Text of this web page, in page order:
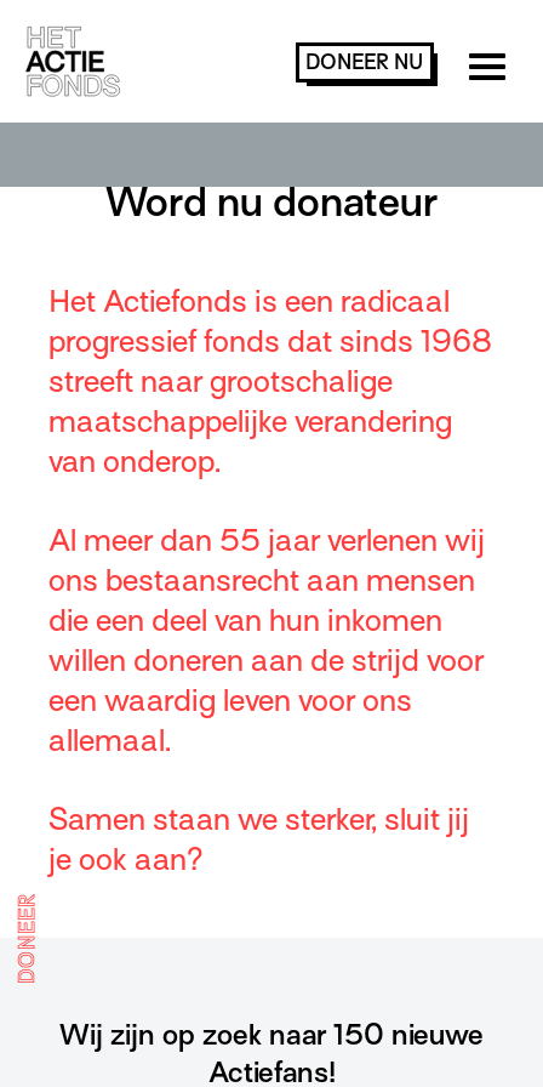
DONEER NU
Word nu donateur
Het Actiefonds is een radicaal
progressief fonds dat sinds 1968
streeft naar grootschalige
maatschappelijke verandering
van onderop.
Al meer dan 55 jaar verlenen wij
ons bestaansrecht aan mensen
die een deel van hun inkomen
willen doneren aan de strijd voor
een waardig leven voor ons
allemaal.
Samen staan we sterker, sluit jij
je ook aan?
DONEER
Wij zijn op zoek naar 150 nieuwe
Actiefans!